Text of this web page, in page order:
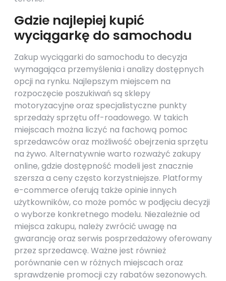
Gdzie najlepiej kupić
wyciągarkę do samochodu
Zakup wyciągarki do samochodu to decyzja
wymagająca przemyślenia i analizy dostępnych
opcji na rynku. Najlepszym miejscem na
rozpoczęcie poszukiwań są sklepy
motoryzacyjne oraz specjalistyczne punkty
sprzedaży sprzętu off-roadowego. W takich
miejscach można liczyć na fachową pomoc
sprzedawców oraz możliwość obejrzenia sprzętu
na żywo. Alternatywnie warto rozważyć zakupy
online, gdzie dostępność modeli jest znacznie
szersza a ceny często korzystniejsze. Platformy
e-commerce oferują także opinie innych
użytkowników, co może pomóc w podjęciu decyzji
o wyborze konkretnego modelu. Niezależnie od
miejsca zakupu, należy zwrócić uwagę na
gwarancję oraz serwis posprzedażowy oferowany
przez sprzedawcę. Ważne jest również
porównanie cen w różnych miejscach oraz
sprawdzenie promocji czy rabatów sezonowych.